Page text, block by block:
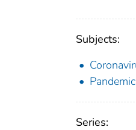
Subjects:
Series: